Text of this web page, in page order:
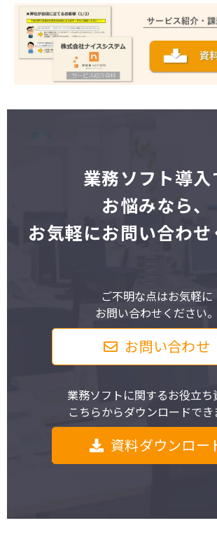
業務ソフト導入
お悩みなら、
お気軽にお問い合わ
ご不明な点はお気軽に
お問い合わせください。
お問い合わせ
業務ソフトに関するお役立ち
こちらからダウンロードでき
資料ダウンロー